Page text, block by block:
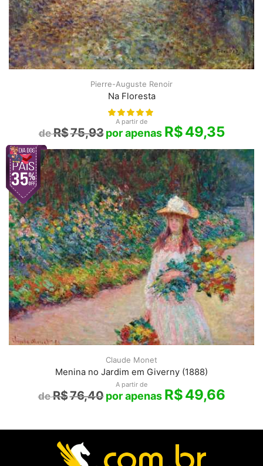
Pierre-Auguste Renoir
Na Floresta
A partir de
R$75,93 R$49,35
Claude Monet
Menina no Jardim em Giverny (1888)
A partir de
R$76,40 R$49,66